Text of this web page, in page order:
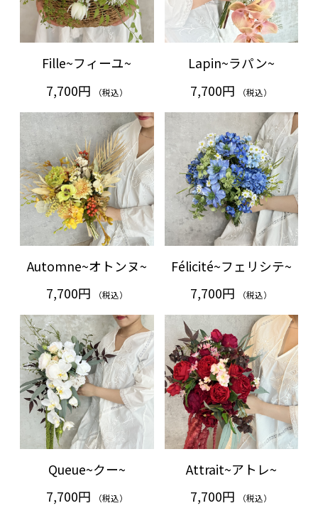
Fille~フィーユ~
7,700円
（税込）
Lapin~ラパン~
7,700円
（税込）
Automne~オトンヌ~
7,700円
（税込）
Félicité~フェリシテ~
7,700円
（税込）
Queue~クー~
7,700円
（税込）
Attrait~アトレ~
7,700円
（税込）